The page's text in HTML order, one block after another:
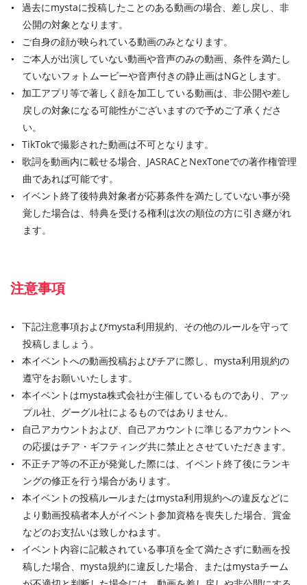
過去にmystaに投稿したことのある動画の場合、差し戻し、非
公開の対象となります。
ご自身の顔が映られている動画のみとなります。
ご本人が出演していない動画や音声のみの動画、条件を満たし
ていないフォトムービーや音声付きの静止画はNGとします。
加工アプリ等で著しく顔を加工している動画は、非公開や差し
戻しの対象になる可能性がございますので予めご了承くださ
い。
TikTokで撮影された動画は不可となります。
歌詞を動画内に載せる場合、JASRACとNexToneでの著作権管理
曲であれば可能です。
イベント終了後特典対象者が応募条件を満たしていない事が発
覚した場合は、特典を受ける権利は次の順位の方に引き継がれ
ます。
注意事項
下記注意事項およびmysta利用規約、その他のルールを守って
投稿しましょう。
本イベントへの動画投稿およびチアに際し、mysta利用規約の
遵守をお願いいたします。
本イベントはmysta株式会社が主催しているものであり、アッ
プル社、グーグル社によるものではありません。
自己アカウントおよび、自己アカウントに準じるアカウントへ
の応援はチア・ギフティング共に禁止とさせていただきます。
不正チア等の不正が発覚した際には、イベント終了後にランキ
ングの修正を行う場合があります。
本イベントの投稿ルールまたはmysta利用規約への違反などに
より動画投稿者本人がイベント参加資格を喪失した場合、賞金
などのお支払いは致しかねます。
イベント内容に記載されている事項を全て満たさずに動画を投
稿した場合、mysta規約に違反した場合、またはmystaチーム